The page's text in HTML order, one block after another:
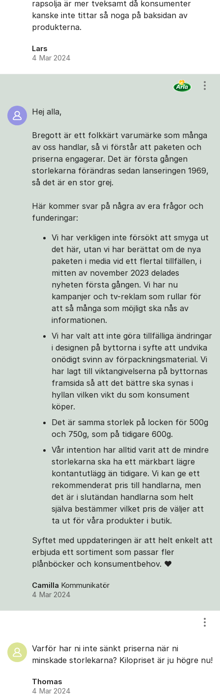
rapsolja är mer tveksamt då konsumenter
kanske inte tittar så noga på baksidan av
produkterna.
Lars
4 Mar 2024
Hej alla,
Bregott är ett folkkärt varumärke som många
av oss handlar, så vi förstår att paketen och
priserna engagerar. Det är första gången
storlekarna förändras sedan lanseringen 1969,
så det är en stor grej.
Här kommer svar på några av era frågor och
funderingar:
Vi har verkligen inte försökt att smyga ut
det här, utan vi har berättat om de nya
paketen i media vid ett flertal tillfällen, i
mitten av november 2023 delades
nyheten första gången. Vi har nu
kampanjer och tv-reklam som rullar för
att så många som möjligt ska nås av
informationen.
Vi har valt att inte göra tillfälliga ändringar
i designen på byttorna i syfte att undvika
onödigt svinn av förpackningsmaterial. Vi
har lagt till viktangivelserna på byttornas
framsida så att det bättre ska synas i
hyllan vilken vikt du som konsument
köper.
Det är samma storlek på locken för 500g
och 750g, som på tidigare 600g.
Vår intention har alltid varit att de mindre
storlekarna ska ha ett märkbart lägre
kontantutlägg än tidigare. Vi kan ge ett
rekommenderat pris till handlarna, men
det är i slutändan handlarna som helt
själva bestämmer vilket pris de väljer att
ta ut för våra produkter i butik.
Syftet med uppdateringen är att helt enkelt att
erbjuda ett sortiment som passar fler
plånböcker och konsumentbehov. ❤
Camilla Kommunikatör
4 Mar 2024
Varför har ni inte sänkt priserna när ni
minskade storlekarna? Kilopriset är ju högre nu!
Thomas
4 Mar 2024